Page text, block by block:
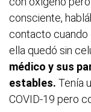
consciente,
contacto cuando
ella quedó sin
médico y sus
estables. Tenía
COVID-19 pero